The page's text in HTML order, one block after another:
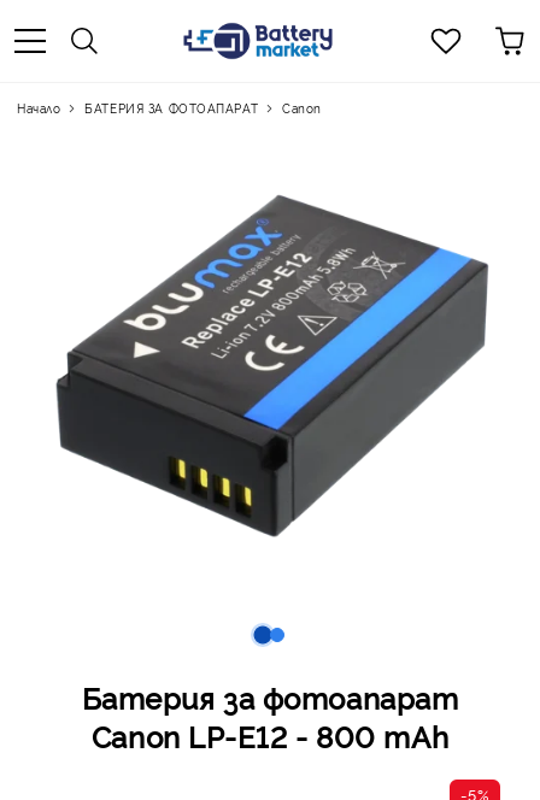
Начало БАТЕРИЯ ЗА ФОТОАПАРАТ Canon
Батерия за фотоапарат
Canon LP-E12 - 800 mAh
-5%